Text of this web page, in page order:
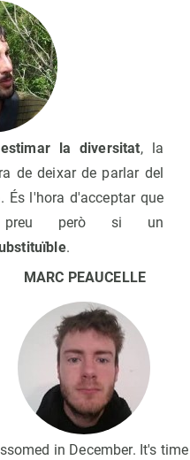
estimar la diversitat, la
de deixar de parlar del
És l'hora d'acceptar que
però si un
.
MARC PEAUCELLE
in December. It's